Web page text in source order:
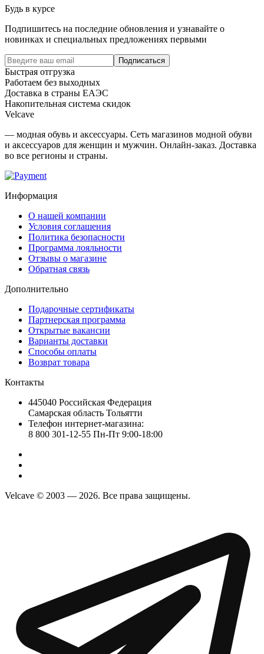
Будь в курсе
Подпишитесь на последние обновления и узнавайте о
новинках и специальных предложениях первыми
Подписаться
Быстрая отгрузка
Работаем без выходных
Доставка в страны ЕАЭС
Накопительная система скидок
Velcave
— модная обувь и аксессуары. Сеть магазинов модной обуви
и аксессуаров для женщин и мужчин. Онлайн-заказ. Доставка
во все регионы и страны.
Информация
О нашей компании
Условия соглашения
Политика безопасности
Программа лояльности
Отзывы о магазине
Обратная связь
Дополнительно
Подарочные сертификаты
Партнерская программа
Открытые вакансии
Варианты доставки
Способы оплаты
Возврат товара
Контакты
445040 Российская Федерация
Самарская область Тольятти
Телефон интернет-магазина:
8 800 301-12-55 Пн-Пт 9:00-18:00
Velcave © 2003 — 2026. Все права защищены.